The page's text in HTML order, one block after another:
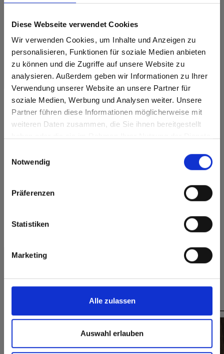
Diese Webseite verwendet Cookies
Wir verwenden Cookies, um Inhalte und Anzeigen zu
personalisieren, Funktionen für soziale Medien anbieten
zu können und die Zugriffe auf unsere Website zu
analysieren. Außerdem geben wir Informationen zu Ihrer
Verwendung unserer Website an unsere Partner für
soziale Medien, Werbung und Analysen weiter. Unsere
Partner führen diese Informationen möglicherweise mit
weiteren Daten zusammen, die Sie ihnen bereitgestellt
Notwendig
Präferenzen
Statistiken
Marketing
Alle zulassen
Auswahl erlauben
sr.modal is not closeable
Are you based in the Verenigde
Staten?
rest of the world!
Productkenmerken
Gemakkelijk schoon te
Krasvast
Oplosmiddelbestendig Snelle montage
Slagvast Statisch belastbaar
Duurzaam gesloten
Hygiënisch
Splintervrij snijden,